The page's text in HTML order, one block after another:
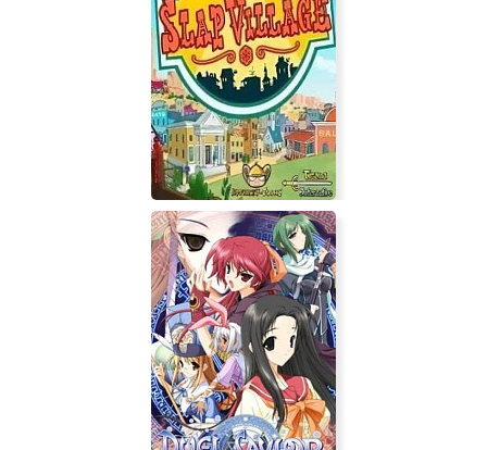
Полный привод УАЗ 4х4
Slap Village: Reality Slap